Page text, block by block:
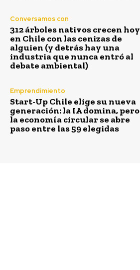
Conversamos con
312 árboles nativos crecen hoy
en Chile con las cenizas de
alguien (y detrás hay una
industria que nunca entró al
debate ambiental)
Emprendimiento
Start-Up Chile elige su nueva
generación: la IA domina, pero
la economía circular se abre
paso entre las 59 elegidas